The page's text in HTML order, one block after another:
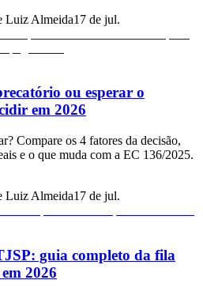
Luiz Almeida17 de jul.
ou esperar o
em 2026
Compare os 4 fatores da decisão,
e o que muda com a EC 136/2025.
Luiz Almeida17 de jul.
guia completo da fila
2026